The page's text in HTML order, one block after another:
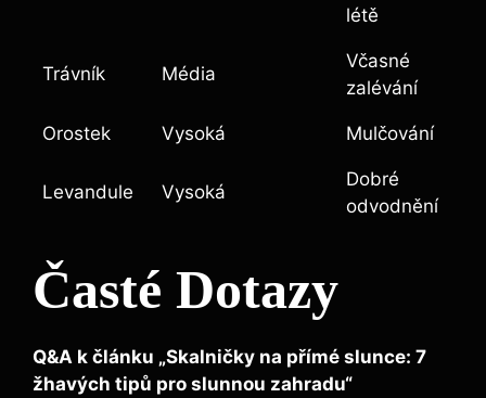
létě
Trávník Média
Včasné
zalévání
Orostek Vysoká Mulčování
Levandule Vysoká
Dobré
odvodnění
Časté Dotazy
Q&A k článku „Skalničky na přímé slunce: 7
žhavých tipů pro slunnou zahradu“